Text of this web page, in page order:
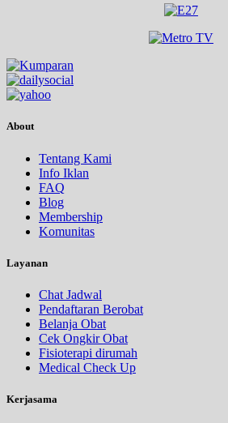
About
Tentang Kami
Info Iklan
FAQ
Blog
Membership
Komunitas
Layanan
Chat Jadwal
Pendaftaran Berobat
Belanja Obat
Cek Ongkir Obat
Fisioterapi dirumah
Medical Check Up
Kerjasama